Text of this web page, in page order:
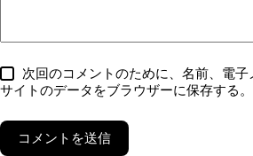
次回のコメントのために、名前、電
サイトのデータをブラウザーに保存する。
コメントを送信